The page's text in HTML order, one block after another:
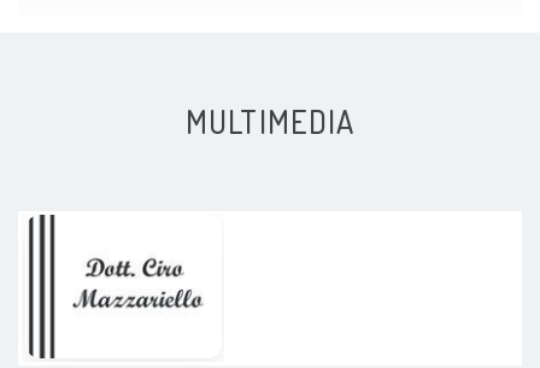
paziente … lo consiglio
MULTIMEDIA